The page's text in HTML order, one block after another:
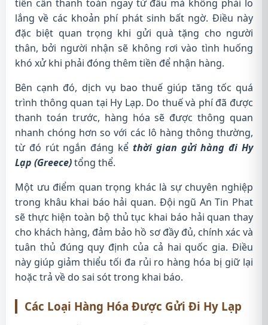
tiền cần thanh toán ngay từ đầu mà không phải lo
lắng về các khoản phí phát sinh bất ngờ. Điều này
đặc biệt quan trọng khi gửi quà tặng cho người
thân, bởi người nhận sẽ không rơi vào tình huống
khó xử khi phải đóng thêm tiền để nhận hàng.
Bên cạnh đó, dịch vụ bao thuế giúp tăng tốc quá
trình thông quan tại Hy Lạp. Do thuế và phí đã được
thanh toán trước, hàng hóa sẽ được thông quan
nhanh chóng hơn so với các lô hàng thông thường,
từ đó rút ngắn đáng kể thời gian gửi hàng đi Hy
Lạp (Greece)tổng thể.
Một ưu điểm quan trọng khác là sự chuyên nghiệp
trong khâu khai báo hải quan. Đội ngũ An Tin Phat
sẽ thực hiện toàn bộ thủ tục khai báo hải quan thay
cho khách hàng, đảm bảo hồ sơ đầy đủ, chính xác và
tuân thủ đúng quy định của cả hai quốc gia. Điều
này giúp giảm thiểu tối đa rủi ro hàng hóa bị giữ lại
hoặc trả về do sai sót trong khai báo.
Các Loại Hàng Hóa Được Gửi Đi Hy Lạp